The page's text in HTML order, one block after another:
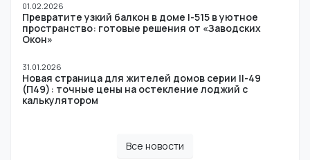
01.02.2026
Превратите узкий балкон в доме I-515 в уютное
пространство: готовые решения от «Заводских
Окон»
31.01.2026
Новая страница для жителей домов серии II-49
(П49): точные цены на остекление лоджий с
калькулятором
Все новости